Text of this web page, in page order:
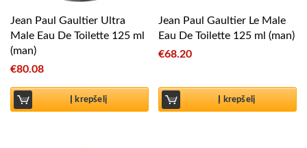
Jean Paul Gaultier Ultra
Male Eau De Toilette 125 ml
(man)
€80.08
Į krepšelį
Jean Paul Gaultier Le Male
Eau De Toilette 125 ml (man)
€68.20
Į krepšelį